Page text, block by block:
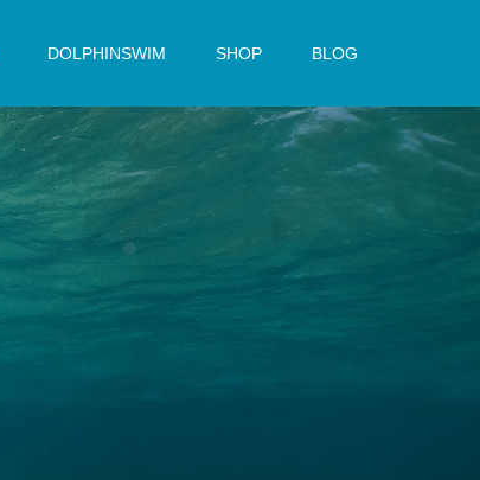
DOLPHINSWIM SHOP BLOG